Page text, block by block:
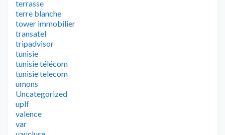
terrasse
terre blanche
tower immobilier
transatel
tripadvisor
tunisie
tunisie télécom
tunisie telecom
umons
Uncategorized
uplf
valence
var